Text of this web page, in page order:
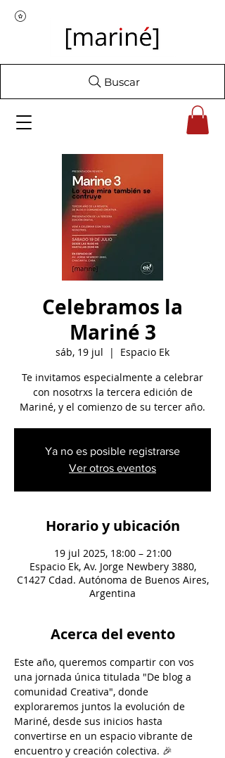
Buscar
Celebramos la
Mariné 3
sáb, 19 jul
  |
Espacio Ek
Te invitamos especialmente a celebrar
con nosotrxs la tercera edición de
Mariné, y el comienzo de su tercer año.
Ya no es posible registrarse
Ver otros eventos
Horario y ubicación
19 jul 2025, 18:00 – 21:00
Espacio Ek, Av. Jorge Newbery 3880,
C1427 Cdad. Autónoma de Buenos Aires,
Argentina
Acerca del evento
Este año, queremos compartir con vos
una jornada única titulada "De blog a
comunidad Creativa", donde
exploraremos juntos la evolución de
Mariné, desde sus inicios hasta
convertirse en un espacio vibrante de
encuentro y creación colectiva. 🎉